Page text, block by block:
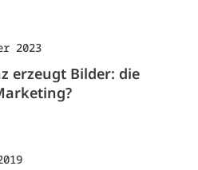
2023
erzeugt Bilder: die